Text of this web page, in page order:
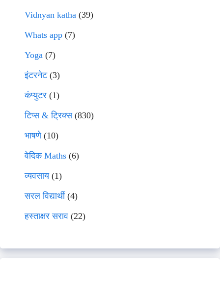
Vidnyan katha (39)
Whats app (7)
Yoga (7)
इंटरनेट(3)
कंप्युटर (1)
टिप्स & ट्रिक्स(830)
भाषणे(10)
वेदिक Maths (6)
व्यवसाय(1)
सरल विद्यार्थी(4)
हस्ताक्षर सराव (22)